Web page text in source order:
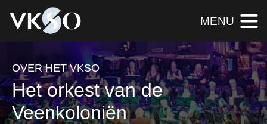
MENU
OVER HET VKSO
Het orkest van de
Veenkoloniën